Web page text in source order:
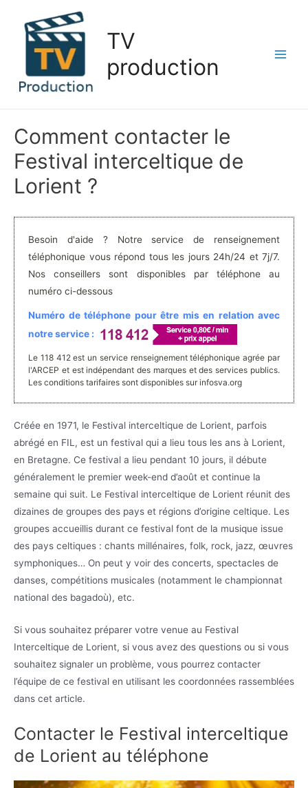
contenu
TV
production
Comment contacter le
Festival interceltique de
Lorient ?
Besoin d'aide ? Notre service de renseignement
téléphonique vous répond tous les jours 24h/24 et 7j/7.
Nos conseillers sont disponibles par téléphone au
numéro ci-dessous
Numéro de téléphone pour être mis en relation avec
notre service :
Le 118 412 est un service renseignement téléphonique agrée par
l'ARCEP et est indépendant des marques et des services publics.
Les conditions tarifaires sont disponibles sur infosva.org
Créée en 1971, le Festival interceltique de Lorient, parfois
abrégé en FIL, est un festival qui a lieu tous les ans à Lorient,
en Bretagne. Ce festival a lieu pendant 10 jours, il débute
généralement le premier week-end d’août et continue la
semaine qui suit. Le Festival interceltique de Lorient réunit des
dizaines de groupes des pays et régions d’origine celtique. Les
groupes accueillis durant ce festival font de la musique issue
des pays celtiques : chants millénaires, folk, rock, jazz, œuvres
symphoniques… On peut y voir des concerts, spectacles de
danses, compétitions musicales (notamment le championnat
national des bagadoù), etc.
Si vous souhaitez préparer votre venue au Festival
Interceltique de Lorient, si vous avez des questions ou si vous
souhaitez signaler un problème, vous pourrez contacter
l’équipe de ce festival en utilisant les coordonnées rassemblées
dans cet article.
Contacter le Festival interceltique
de Lorient au téléphone